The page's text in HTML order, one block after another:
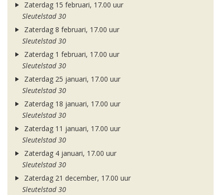
Zaterdag 15 februari, 17.00 uur
Sleutelstad 30
Zaterdag 8 februari, 17.00 uur
Sleutelstad 30
Zaterdag 1 februari, 17.00 uur
Sleutelstad 30
Zaterdag 25 januari, 17.00 uur
Sleutelstad 30
Zaterdag 18 januari, 17.00 uur
Sleutelstad 30
Zaterdag 11 januari, 17.00 uur
Sleutelstad 30
Zaterdag 4 januari, 17.00 uur
Sleutelstad 30
Zaterdag 21 december, 17.00 uur
Sleutelstad 30